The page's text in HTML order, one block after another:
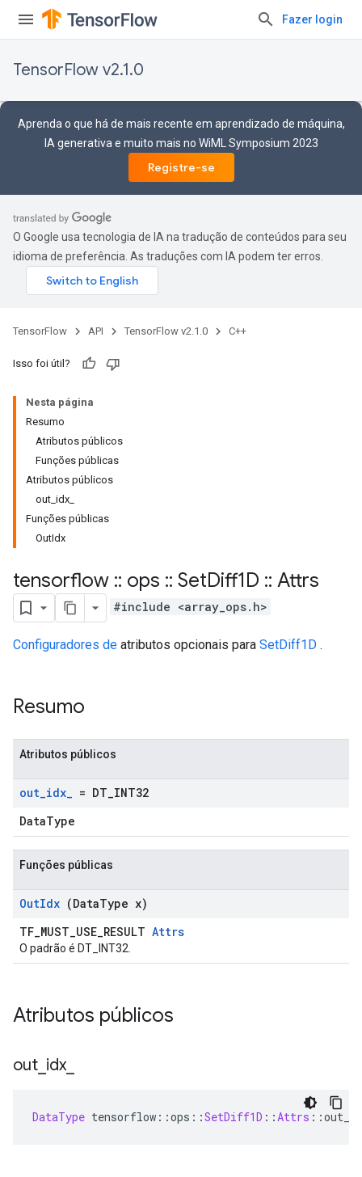
Fazer login
TensorFlow v2.1.0
Aprenda o que há de mais recente em aprendizado de máquina,
IA generativa e muito mais no WiML Symposium 2023
Registre-se
O Google usa tecnologia de IA na tradução de conteúdos para seu
idioma de preferência. As traduções com IA podem ter erros.
TensorFlow API TensorFlow v2.1.0 C++
Isso foi útil?
Nesta página
Resumo
Atributos públicos
Funções públicas
Atributos públicos
out_idx_
Funções públicas
OutIdx
tensorflow :: ops :: SetDiff1D :: Attrs
#include <array_ops.h>
Configuradores de atributos opcionais para SetDiff1D .
Resumo
Atributos públicos
out_idx_ = DT INT32
DataType
Funções públicas
OutIdx (DataType x)
TF_MUST_USE_RESULT Attrs
O padrão é DT_INT32.
Atributos públicos
out idx
DataType tensorflow ::ops ::SetDiff1D ::Attrs ::